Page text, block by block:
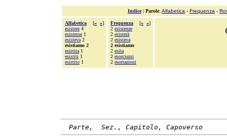
Indice| Parole: Alfabetica - Frequenza -
Alfabetica [« »]
esistere 4
esistesse 1
esisteva 2
esistiamo 2
esistita 1
esistiti 1
esistito 1
Frequenza [« »]
2 esistenze
2 esisterà
2 esisteva
2 esistiamo
2 esita
2 esorcismi
2 esortazioni
Parte,  Sez., Capitolo, Capoverso